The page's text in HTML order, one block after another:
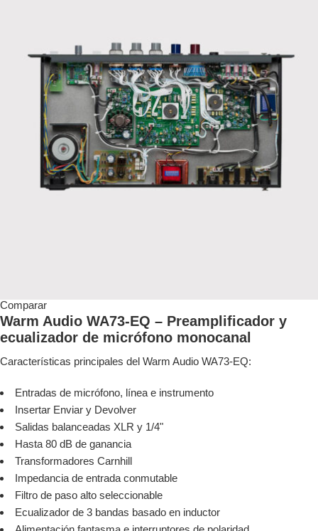
Comparar
Warm Audio WA73-EQ – Preamplificador y
ecualizador de micrófono monocanal
Características principales del Warm Audio WA73-EQ:
Entradas de micrófono, línea e instrumento
Insertar Enviar y Devolver
Salidas balanceadas XLR y 1/4"
Hasta 80 dB de ganancia
Transformadores Carnhill
Impedancia de entrada conmutable
Filtro de paso alto seleccionable
Ecualizador de 3 bandas basado en inductor